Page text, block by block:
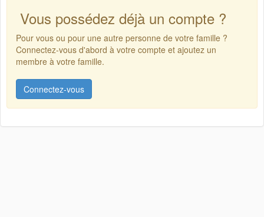
Vous possédez déjà un compte ?
Pour vous ou pour une autre personne de votre famille ?
Connectez-vous d'abord à votre compte et ajoutez un
membre à votre famille.
Connectez-vous